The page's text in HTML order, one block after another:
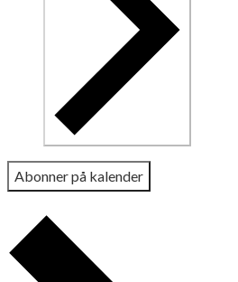
Abonner på kalender